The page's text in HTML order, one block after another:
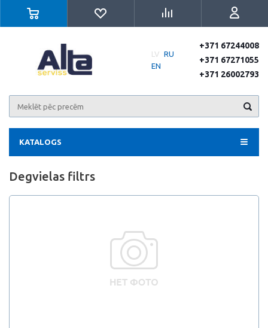
LV RU
EN
+371 67244008
+371 67271055
+371 26002793
KATALOGS
Degvielas filtrs